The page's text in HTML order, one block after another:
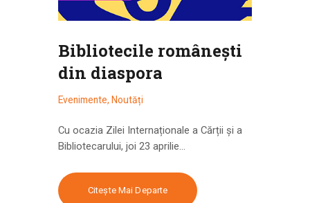
Bibliotecile româneşti
din diaspora
Evenimente, Noutăți
Cu ocazia Zilei Internaționale a Cărții şi a
Bibliotecarului, joi 23 aprilie…
Citește Mai Departe